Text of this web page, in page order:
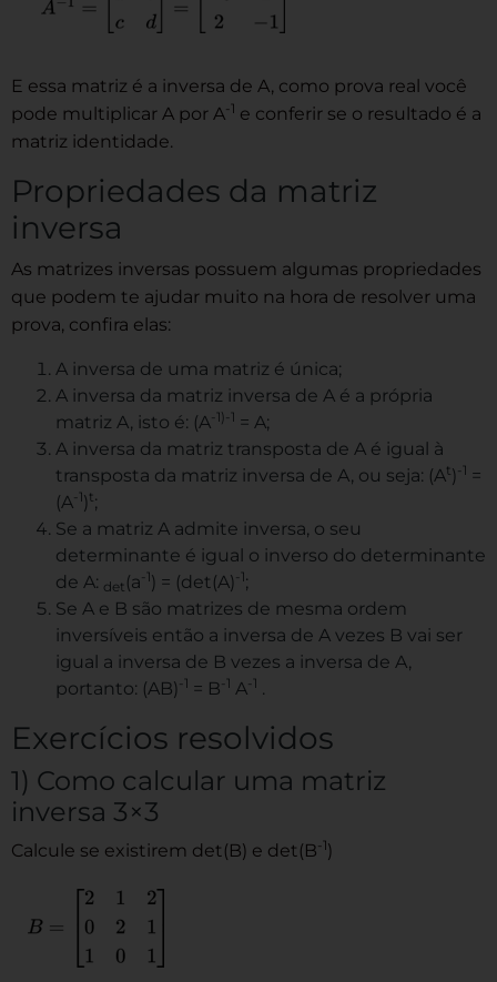
E essa matriz é a inversa de A, como prova real você
pode multiplicar A por A-1 e conferir se o resultado é a
matriz identidade.
Propriedades da matriz
inversa
As matrizes inversas possuem algumas propriedades
que podem te ajudar muito na hora de resolver uma
prova, confira elas:
A inversa de uma matriz é única;
A inversa da matriz inversa de A é a própria
matriz A, isto é: (A-1)-1 = A;
A inversa da matriz transposta de A é igual à
transposta da matriz inversa de A, ou seja: (At )-1 =
(A-1)t ;
Se a matriz A admite inversa, o seu
determinante é igual o inverso do determinante
de A: det (a-1) = (det(A)-1;
Se A e B são matrizes de mesma ordem
inversíveis então a inversa de A vezes B vai ser
igual a inversa de B vezes a inversa de A,
portanto: (AB)-1 = B-1 A-1
Exercícios resolvidos
1) Como calcular uma matriz
inversa 3×3
Calcule se existirem det(B) e det(B-1)